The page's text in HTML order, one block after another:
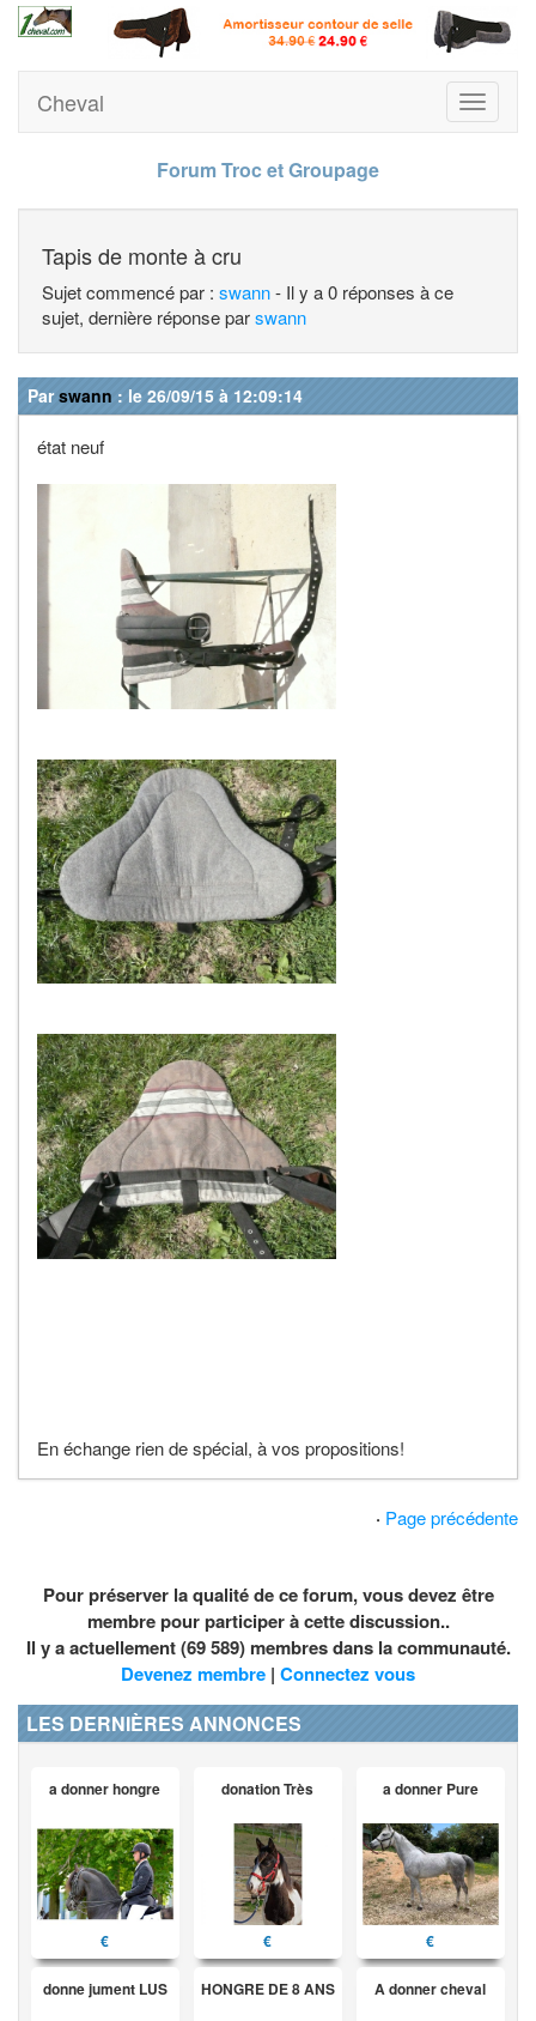
Toggle
Cheval
Forum Troc et Groupage
Tapis de monte à cru
Sujet commencé par : swann- Il y a 0 réponses à ce
sujet, dernière réponse parswann
Parswann : le 26/09/15 à 12:09:14
état neuf
En échange rien de spécial, à vos propositions!
· Page précédente
Pour préserver la qualité de ce forum, vous devez être
membre pour participer à cette discussion..
Il y a actuellement (69 589) membres dans la communauté.
Devenez membre | Connectez vous
LES DERNIÈRES ANNONCES
a donner hongre
€
donation Très
€
a donner Pure
€
donne jument LUS HONGRE DE 8 ANS A donner cheval